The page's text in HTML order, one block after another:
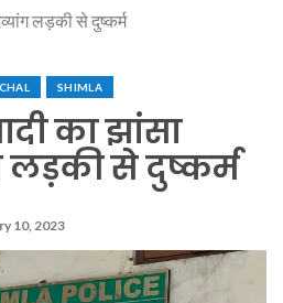
लड़की से दुष्कर्म
SHIMLA
का झांसा
लड़की से दुष्कर्म
10, 2023